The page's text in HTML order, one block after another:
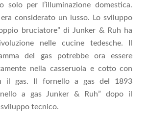
solo per l’illuminazione domestica.
considerato un lusso. Lo sviluppo
bruciatore” di Junker & Ruh ha
nelle cucine tedesche. Il
del gas potrebbe ora essere
nella casseruola e cotto con
il gas. Il fornello a gas del 1893
a gas Junker & Ruh” dopo il
tecnico.